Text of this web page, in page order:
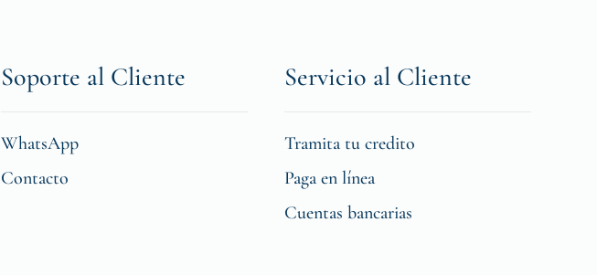
Soporte al Cliente
WhatsApp
Contacto
Servicio al Cliente
Tramita tu credito
Paga en línea
Cuentas bancarias